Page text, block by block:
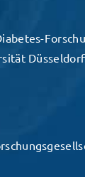
Düsseldorf